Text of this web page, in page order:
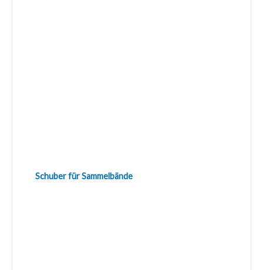
Schuber für Sammelbände